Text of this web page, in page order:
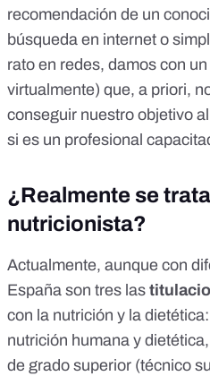
recomendación de un
búsqueda en internet o
rato en redes, damos con
virtualmente) que, a priori,
conseguir nuestro objetivo
si es un profesional
¿Realmente se
nutricionista?
Actualmente, aunque con
España son tres las
con la nutrición y la dietética:
nutrición humana y
de grado superior (técnico